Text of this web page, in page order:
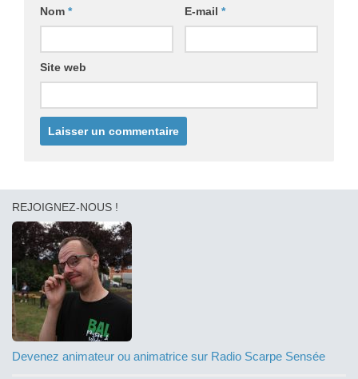
Nom * E-mail *
Site web
REJOIGNEZ-NOUS !
Devenez animateur ou animatrice sur Radio Scarpe Sensée